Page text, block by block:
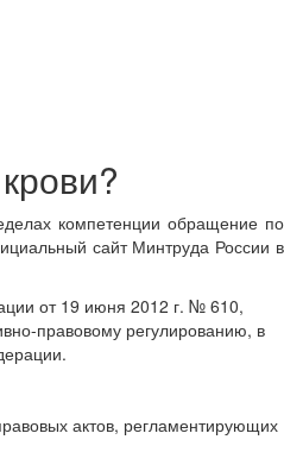
компетенции обращение по
сайт Минтруда России в
от 19 июня 2012 г. № 610,
правовому регулированию, в
актов, регламентирующих